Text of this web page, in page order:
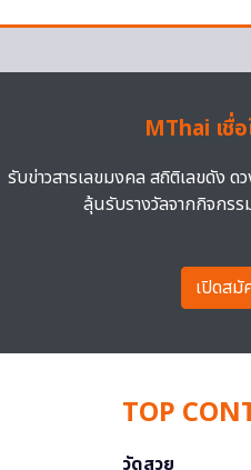
MThai เชื่
รับข่าวสารเลขมงคล สถิติเลขดัง ด
ลุ้นรับรางวัลจากกิจกร
เปิดสมั
TOP
วัดสวย